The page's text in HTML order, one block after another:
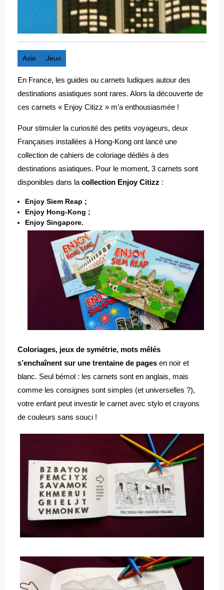
Asie Jeux
En France, les guides ou carnets ludiques autour des
destinations asiatiques sont rares. Alors la découverte de
ces carnets « Enjoy Citizz » m’a enthousiasmée !
Pour stimuler la curiosité des petits voyageurs, deux
Françaises installées à Hong-Kong ont lancé une
collection de cahiers de coloriage dédiés à des
destinations asiatiques. Pour le moment, 3 carnets sont
disponibles dans la collection Enjoy Citizz :
Enjoy Siem Reap ;
Enjoy Hong-Kong ;
Enjoy Singapore.
Coloriages, jeux de symétrie, mots mêlés
s’enchaînent sur une trentaine de pages en noir et
blanc. Seul bémol : les carnets sont en anglais, mais
comme les consignes sont simples (et universelles ?),
votre enfant peut investir le carnet avec stylo et crayons
de couleurs sans souci !